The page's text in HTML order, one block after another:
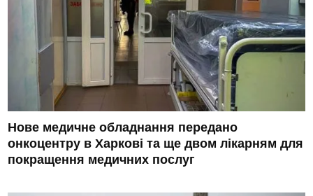
Нове медичне обладнання передано
онкоцентру в Харкові та ще двом лікарням для
покращення медичних послуг